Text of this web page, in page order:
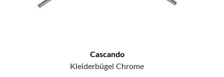
Cascando
Kleiderbügel Chrome